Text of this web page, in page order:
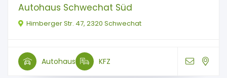
Autohaus Schwechat Süd
Himberger Str. 47, 2320 Schwechat
Autohaus KFZ